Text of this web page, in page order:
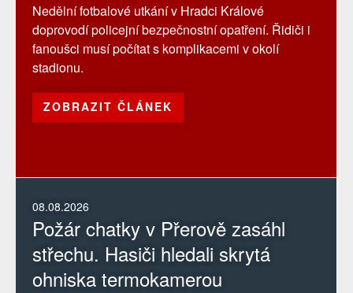
08.08.2026
Požár chatky v Přerově zasáhl
střechu. Hasiči hledali skrytá
ohniska termokamerou
Nedělní fotbalové utkání v Hradci Králové
doprovodí policejní bezpečnostní opatření. Řidiči i
fanoušci musí počítat s komplikacemi v okolí
stadionu.
ZOBRAZIT ČLÁNEK